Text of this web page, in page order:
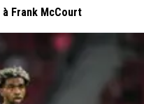
Frank McCourt